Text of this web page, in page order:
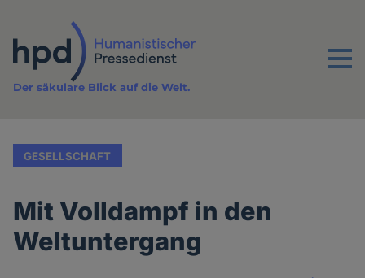
Inhalt
Menu
Der säkulare Blick auf die Welt.
GESELLSCHAFT
Mit Volldampf in den
Weltuntergang